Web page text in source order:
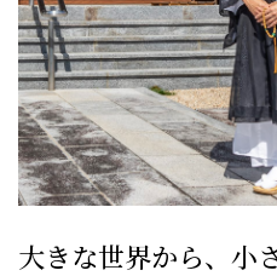
大きな世界から、小